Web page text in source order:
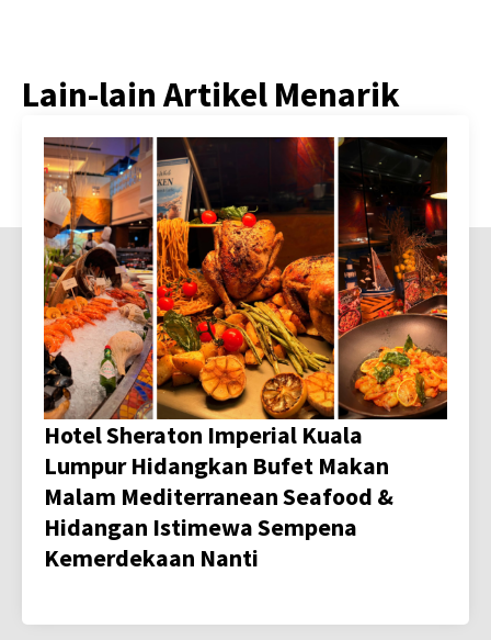
Lain-lain Artikel Menarik
Hotel Sheraton Imperial Kuala
Lumpur Hidangkan Bufet Makan
Malam Mediterranean Seafood &
Hidangan Istimewa Sempena
Kemerdekaan Nanti